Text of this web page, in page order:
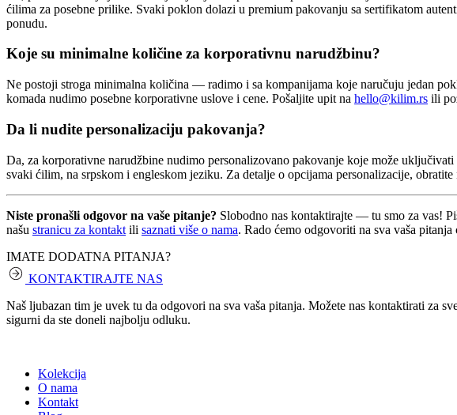
ćilima za posebne prilike. Svaki poklon dolazi u premium pakovanju sa sertifikatom
ponudu.
Koje su minimalne količine za korporativnu narudžbinu?
Ne postoji stroga minimalna količina — radimo i sa kompanijama koje naručuju jedan
komada nudimo posebne korporativne uslove i cene. Pošaljite upit na hello@kilim.rs ili
Da li nudite personalizaciju pakovanja?
Da, za korporativne narudžbine nudimo personalizovano pakovanje koje može
svaki ćilim, na srpskom i engleskom jeziku. Za detalje o opcijama personalizacije,
Niste pronašli odgovor na vaše pitanje? Slobodno nas kontaktirajte — tu smo za vas!
našu stranicu za kontakt ili saznati više o nama. Rado ćemo odgovoriti na sva vaša
IMATE DODATNA PITANJA?
KONTAKTIRAJTE NAS
Naš ljubazan tim je uvek tu da odgovori na sva vaša pitanja. Možete nas kontaktirati za
sigurni da ste doneli najbolju odluku.
Kolekcija
O nama
Kontakt